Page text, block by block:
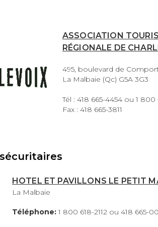
ASSOCIATION
RÉGIONALE DE
495, boulevard de
La Malbaie (Qc) G5A 3G3
Tél : 418 665-4454 ou 1 800
Fax : 418 665-3811
HOTEL ET PAVILLONS LE PETIT
La Malbaie
Téléphone:1 800 618-2112 ou 418 665-